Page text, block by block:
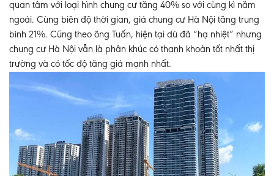
quan tâm với loại hình chung cư tăng 40% so với cùng kì năm
ngoái. Cùng biên độ thời gian, giá chung cư Hà Nội tăng trung
bình 21%. Cũng theo ông Tuấn, hiện tại dù đã “hạ nhiệt” nhưng
chung cư Hà Nội vẫn là phân khúc có thanh khoản tốt nhất thị
trường và có tốc độ tăng giá mạnh nhất.